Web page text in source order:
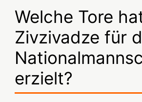
Welche Tore
Zivzivadze für
erzielt?